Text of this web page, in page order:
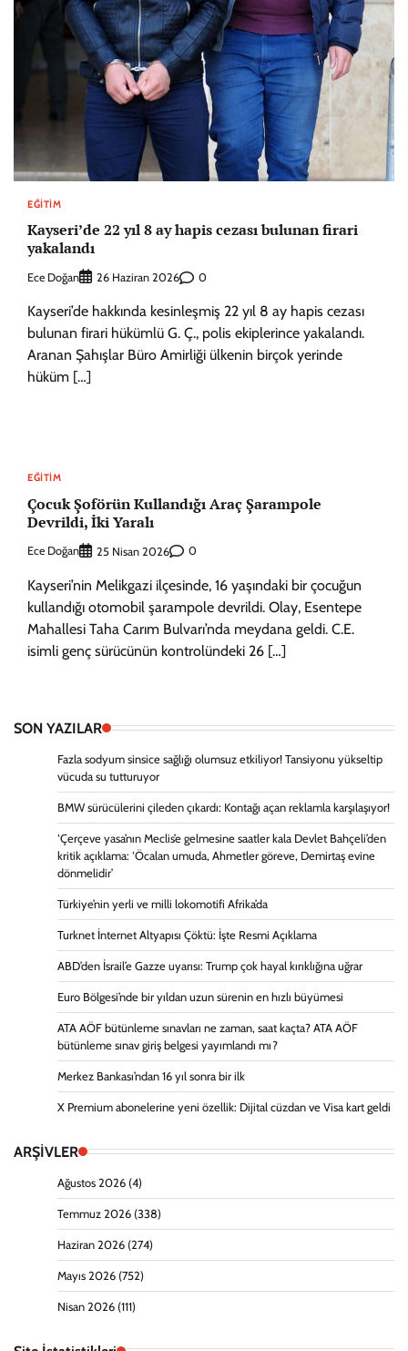
EĞITIM
Kayseri’de 22 yıl 8 ay hapis cezası bulunan firari
yakalandı
Ece Doğan 26 Haziran 2026 0
Kayseri’de hakkında kesinleşmiş 22 yıl 8 ay hapis cezası
bulunan firari hükümlü G. Ç., polis ekiplerince yakalandı.
Aranan Şahışlar Büro Amirliği ülkenin birçok yerinde
hüküm […]
EĞITIM
Çocuk Şoförün Kullandığı Araç Şarampole
Devrildi, İki Yaralı
Ece Doğan 25 Nisan 2026 0
Kayseri’nin Melikgazi ilçesinde, 16 yaşındaki bir çocuğun
kullandığı otomobil şarampole devrildi. Olay, Esentepe
Mahallesi Taha Carım Bulvarı’nda meydana geldi. C.E.
isimli genç sürücünün kontrolündeki 26 […]
SON YAZILAR
Fazla sodyum sinsice sağlığı olumsuz etkiliyor! Tansiyonu yükseltip
vücuda su tutturuyor
BMW sürücülerini çileden çıkardı: Kontağı açan reklamla karşılaşıyor!
‘Çerçeve yasa’nın Meclis’e gelmesine saatler kala Devlet Bahçeli’den
kritik açıklama: ‘Öcalan umuda, Ahmetler göreve, Demirtaş evine
dönmelidir’
Türkiye’nin yerli ve milli lokomotifi Afrika’da
Turknet İnternet Altyapısı Çöktü: İşte Resmi Açıklama
ABD’den İsrail’e Gazze uyarısı: Trump çok hayal kırıklığına uğrar
Euro Bölgesi’nde bir yıldan uzun sürenin en hızlı büyümesi
ATA AÖF bütünleme sınavları ne zaman, saat kaçta? ATA AÖF
bütünleme sınav giriş belgesi yayımlandı mı?
Merkez Bankası’ndan 16 yıl sonra bir ilk
X Premium abonelerine yeni özellik: Dijital cüzdan ve Visa kart geldi
ARŞİVLER
Ağustos 2026 (4)
Temmuz 2026 (338)
Haziran 2026 (274)
Mayıs 2026 (752)
Nisan 2026 (111)